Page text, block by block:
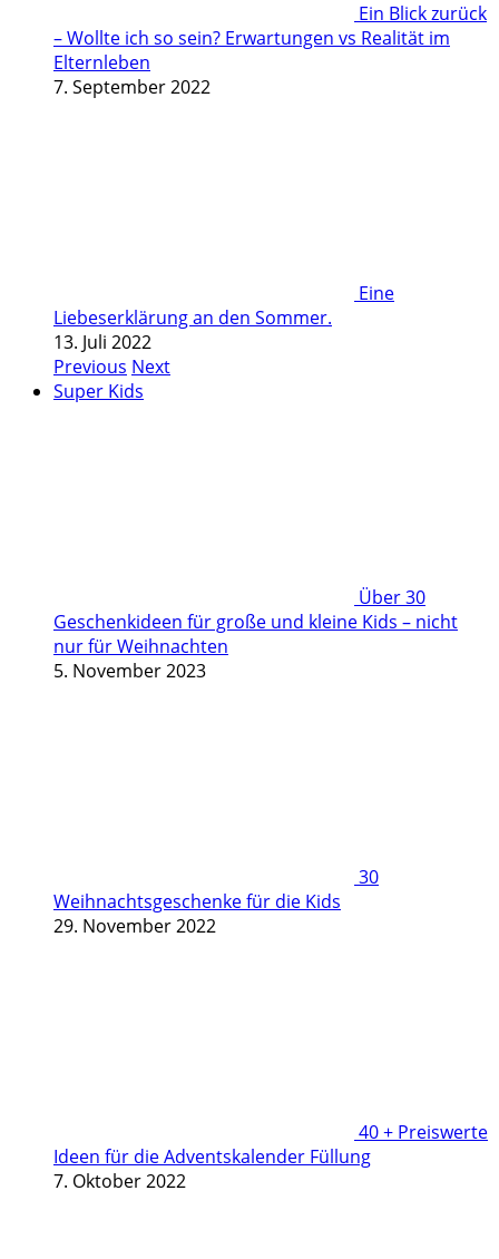
Ein Blick zurück
– Wollte ich so sein? Erwartungen vs Realität im
Elternleben
7. September 2022
Eine
Liebeserklärung an den Sommer.
13. Juli 2022
Previous Next
Super Kids
Über 30
Geschenkideen für große und kleine Kids – nicht
nur für Weihnachten
5. November 2023
30
Weihnachtsgeschenke für die Kids
29. November 2022
40 + Preiswerte
Ideen für die Adventskalender Füllung
7. Oktober 2022